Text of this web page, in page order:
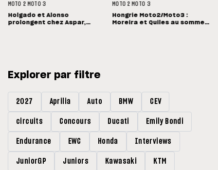
MOTO 2 MOTO 3
Holgado et Alonso
prolongent chez Aspar,
MOTO 2 MOTO 3
Hongrie Moto2/Moto3 :
Moreira et Quiles au sommet,
Explorer par filtre
2027 Aprilia Auto BMW CEV
circuits Concours Ducati Emily Bondi
Endurance EWC Honda Interviews
JuniorGP Juniors Kawasaki KTM